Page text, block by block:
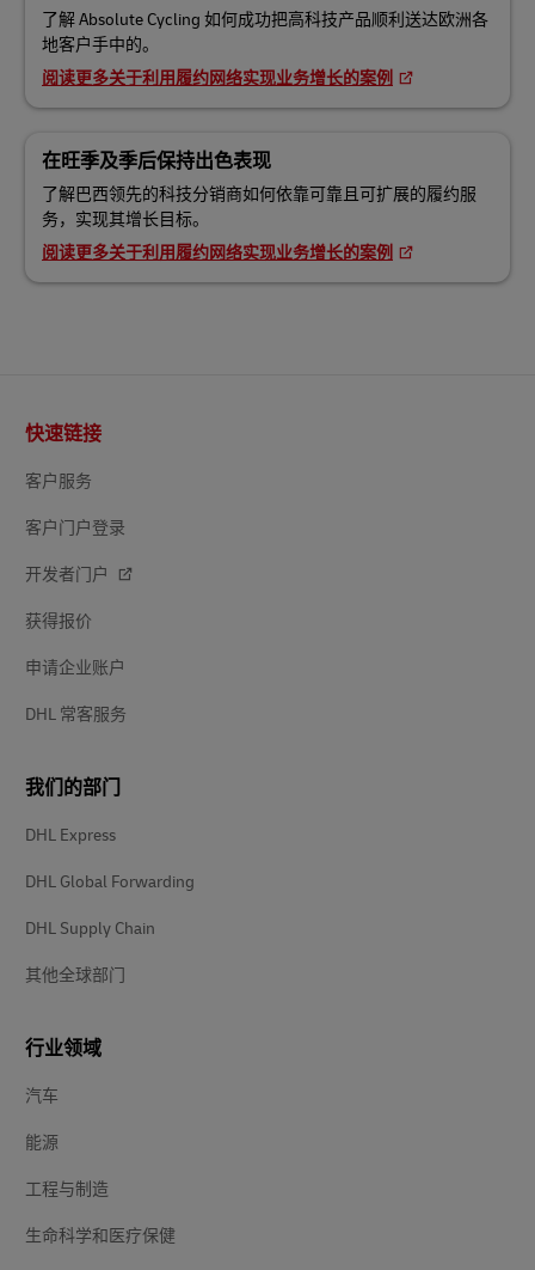
了解 Absolute Cycling 如何成功把高科技产品顺利送达欧洲各
地客户手中的。
阅读更多关于利用履约网络实现业务增长的案例
在旺季及季后保持出色表现
了解巴西领先的科技分销商如何依靠可靠且可扩展的履约服
务，实现其增长目标。
阅读更多关于利用履约网络实现业务增长的案例
页
脚
快速链接
客户服务
客户门户登录
开发者门户
获得报价
申请企业账户
DHL 常客服务
我们的部门
DHL Express
DHL Global Forwarding
DHL Supply Chain
其他全球部门
行业领域
汽车
能源
工程与制造
生命科学和医疗保健